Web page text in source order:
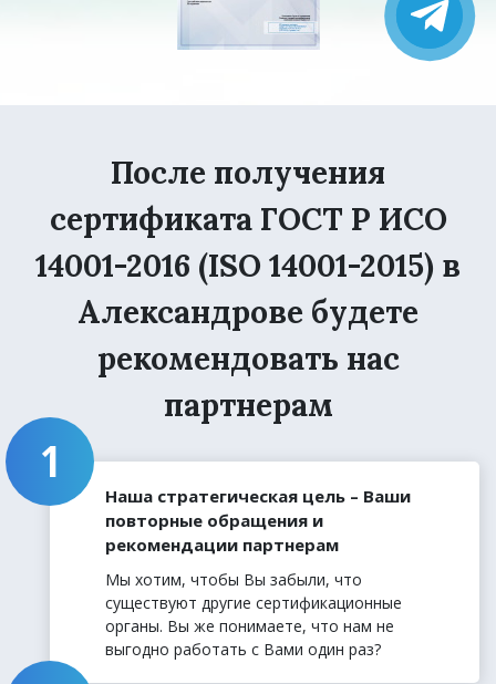
После получения
сертификата ГОСТ Р ИСО
14001-2016 (ISO 14001-2015) в
Александрове будете
рекомендовать нас
партнерам
Наша стратегическая цель – Ваши
повторные обращения и
рекомендации партнерам
Мы хотим, чтобы Вы забыли, что
существуют другие сертификационные
органы. Вы же понимаете, что нам не
выгодно работать с Вами один раз?